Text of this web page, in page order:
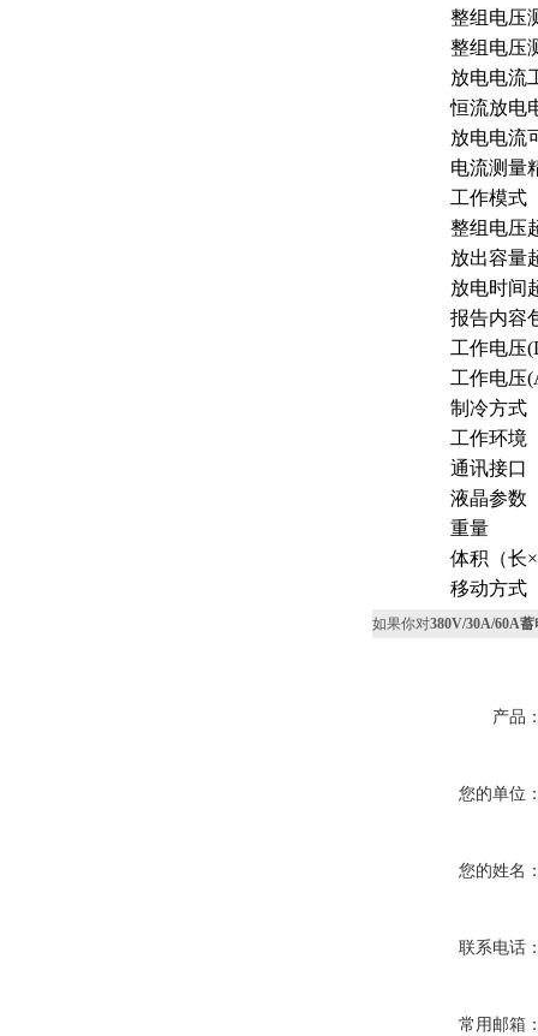
整组电压
整组电压
放电电流
恒流放电
放电电流
电流测量
工作模式
整组电压
放出容量
放电时间
报告内容
工作电压
工作电压
制冷方式
工作环境
通讯接口
液晶参数
重量
体积（长
移动方式
如果你对380V/30A/60A
产品
您的单位
您的姓名
联系电话
常用邮箱